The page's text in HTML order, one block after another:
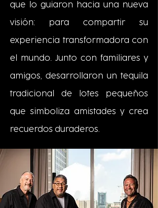
que lo guiaron hacia una nueva
visión: para compartir su
experiencia transformadora con
el mundo. Junto con familiares y
amigos, desarrollaron un tequila
tradicional de lotes pequeños
que simboliza amistades y crea
recuerdos duraderos.